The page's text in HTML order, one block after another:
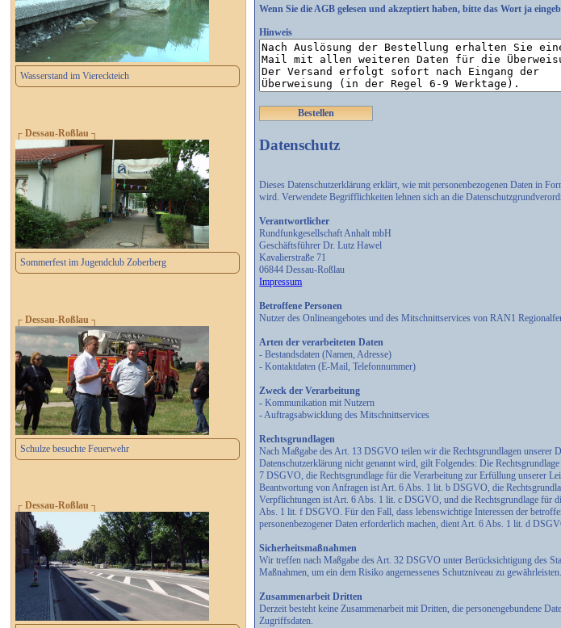
Wasserstand im Viereckteich
┌ Dessau-Roßlau ┐
Sommerfest im Jugendclub Zoberberg
┌ Dessau-Roßlau ┐
Schulze besuchte Feuerwehr
┌ Dessau-Roßlau ┐
Wenn Sie die AGB gelesen und akzeptiert haben, bitte das Wortja
Hinweis
Bestellen
Datenschutz
Dieses Datenschutzerklärung erklärt, wie mit personenbezogenen Daten in
wird. Verwendete Begrifflichkeiten lehnen sich an die
Verantwortlicher
Rundfunkgesellschaft Anhalt mbH
Geschäftsführer Dr. Lutz Hawel
Kavalierstraße 71
06844 Dessau-Roßlau
Impressum
Betroffene Personen
Nutzer des Onlineangebotes und des Mitschnittservices von RAN1
Arten der verarbeiteten Daten
- Bestandsdaten (Namen, Adresse)
- Kontaktdaten (E-Mail, Telefonnummer)
Zweck der Verarbeitung
- Kommunikation mit Nutzern
- Auftragsabwicklung des Mitschnittservices
Rechtsgrundlagen
Nach Maßgabe des Art. 13 DSGVO teilen wir die Rechtsgrundlagen unserer
Datenschutzerklärung nicht genannt wird, gilt Folgendes: Die
7 DSGVO, die Rechtsgrundlage für die Verarbeitung zur Erfüllung unserer
Beantwortung von Anfragen ist Art. 6 Abs. 1 lit. b DSGVO, die
Verpflichtungen ist Art. 6 Abs. 1 lit. c DSGVO, und die Rechtsgrundlage für
Abs. 1 lit. f DSGVO. Für den Fall, dass lebenswichtige Interessen der
personenbezogener Daten erforderlich machen, dient Art. 6 Abs. 1 lit. d
Sicherheitsmaßnahmen
Wir treffen nach Maßgabe des Art. 32 DSGVO unter Berücksichtigung des
Maßnahmen, um ein dem Risiko angemessenes Schutzniveau zu gewährleisten.
Zusammenarbeit Dritten
Derzeit besteht keine Zusammenarbeit mit Dritten, die personengebundene
Zugriffsdaten.